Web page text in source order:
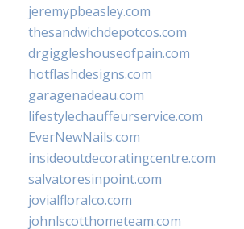
jeremypbeasley.com
thesandwichdepotcos.com
drgiggleshouseofpain.com
hotflashdesigns.com
garagenadeau.com
lifestylechauffeurservice.com
EverNewNails.com
insideoutdecoratingcentre.com
salvatoresinpoint.com
jovialfloralco.com
johnlscotthometeam.com